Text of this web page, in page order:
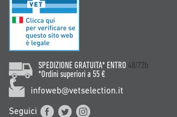
SPEDIZIONE GRATUITA* ENTRO 48/72h
*Ordini superiori a 55 €
infoweb@vetselection.it
Seguici